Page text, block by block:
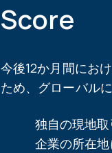
Score
今後12か月間にお
ため、グローバル
独自の現地
企業の所在